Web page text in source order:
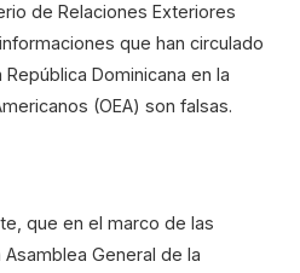
de Relaciones Exteriores
que han circulado
Dominicana en la
(OEA) son falsas.
que en el marco de las
General de la